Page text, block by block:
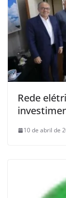
Rede
10 de abril de